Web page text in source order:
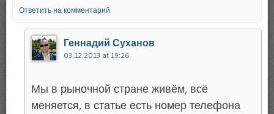
Ответить на комментарий
Геннадий Суханов
03.12.2013 at 19:26
Мы в рыночной стране живём, всё
меняется, в статье есть номер телефона